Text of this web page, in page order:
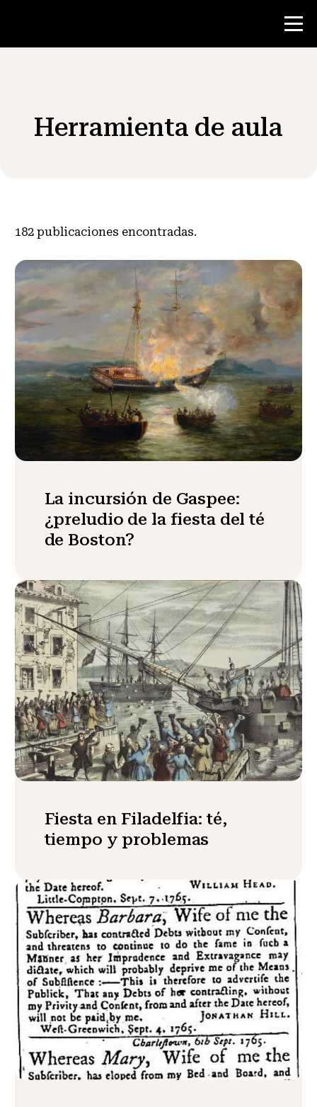
Recursos para maestros
Involucrarse
Herramienta de aula
182 publicaciones encontradas.
La incursión de Gaspee:
¿preludio de la fiesta del té
de Boston?
Fiesta en Filadelfia: té,
tiempo y problemas